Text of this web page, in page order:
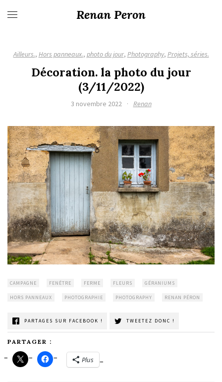
Renan Peron
Ailleurs., Hors panneaux., photo du jour, Photography, Projets, séries.
Décoration. la photo du jour
(3/11/2022)
3 novembre 2022 · Renan
CAMPAGNE FENÊTRE FERME FLEURS GÉRANIUMS
HORS PANNEAUX PHOTOGRAPHIE PHOTOGRAPHY RENAN PÉRON
PARTAGES SUR FACEBOOK ! TWEETEZ DONC !
PARTAGER :
Plus